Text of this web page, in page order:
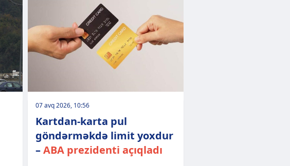
07 avq 2026, 10:56
Kartdan-karta pul
göndərməkdə limit yoxdur
–ABA prezidenti açıqladı